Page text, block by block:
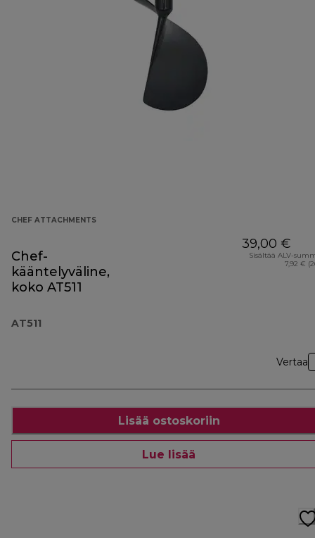
CHEF ATTACHMENTS
Chef-
kääntelyväline,
koko AT511
AT511
39,00 €
Sisältää ALV-
7,92 €
Vertaa
Lisää ostoskoriin
Lue lisää